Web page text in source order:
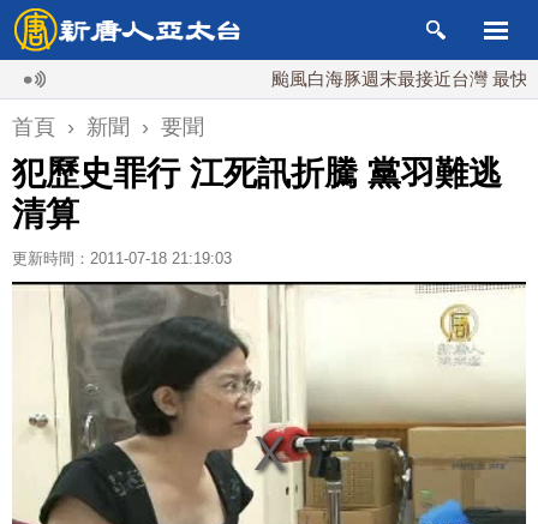
颱風白海豚週末最接近台灣 最快9日可
首頁 › 新聞 › 要聞
犯歷史罪行 江死訊折騰 黨羽難逃
清算
更新時間：2011-07-18 21:19:03